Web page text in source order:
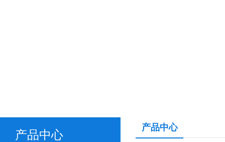
产品中心
产品中心